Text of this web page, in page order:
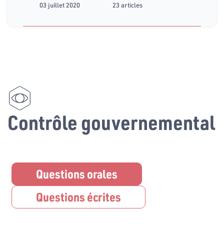
03 juillet 2020
23 articles
Contrôle gouvernemental
Questions orales
Questions écrites